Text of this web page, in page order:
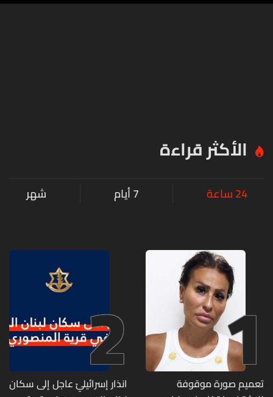
الأكثر قراءة
24 ساعة 7 أيام شهر
1
تعميم صورة موقوفة
2
انذار إسرائيليّ عاجل إلى سكان